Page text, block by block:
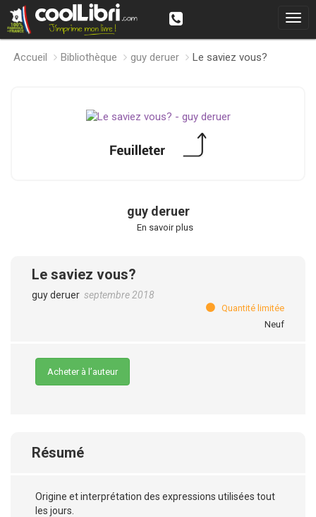
Accueil Bibliothèque guy deruer Le saviez vous?
guy deruer
En savoir plus
Le saviez vous?
guy deruer septembre 2018
Quantité limitée
Neuf
Acheter à l’auteur
Résumé
Origine et interprétation des expressions utilisées tout
les jours.